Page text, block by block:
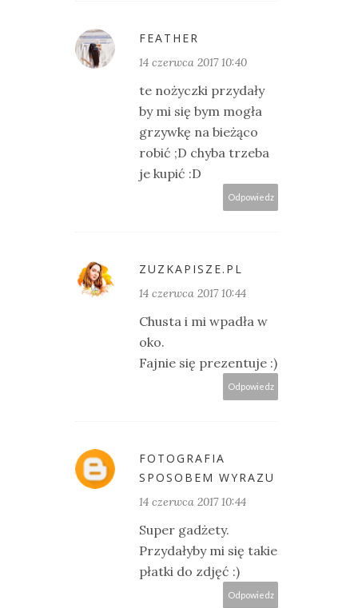
FEATHER
14 czerwca 2017 10:40
te nożyczki przydały
by mi się bym mogła
grzywkę na bieżąco
robić ;D chyba trzeba
je kupić :D
Odpowiedz
ZUZKAPISZE.PL
14 czerwca 2017 10:44
Chusta i mi wpadła w
oko.
Fajnie się prezentuje :)
Odpowiedz
FOTOGRAFIA
SPOSOBEM WYRAZU
14 czerwca 2017 10:44
Super gadżety.
Przydałyby mi się takie
płatki do zdjęć :)
Odpowiedz